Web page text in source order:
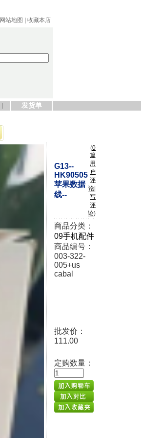
网站地图 收藏本店
发货单
G13--
HK90505
苹果数据
线--
(0
篇
用
户
评
论
写
评
论)
商品分类：
09手机配件
商品编号：
003-322-
005+us
cabal
批发价：
111.00
定购数量：